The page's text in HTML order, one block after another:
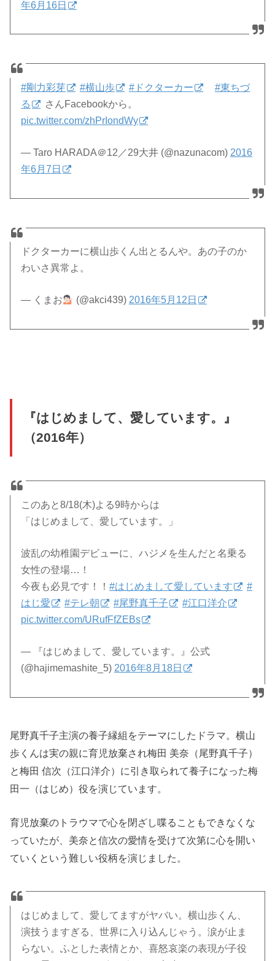
年6月16日
#剛力彩芽 #横山歩 #ドクターカー
#東ちづ
る
さんFacebookから。
pic.twitter.com/zhPrIondWy
— Taro HARADA＠12／29大井 (@nazunacom) 2016
年6月7日
ドクターカーに横山歩くん出とるんや。あの子のか
わいさ異常よ。
— くまお (@akci439) 2016年5月12日
『はじめまして、愛しています。』
（2016年）
このあと8/18(木)よる9時からは
「はじめまして、愛しています。」
波乱の幼稚園デビューに、ハジメを生んだと名乗る
女性の登場…！
今夜も必見です！！#はじめまして愛しています
#
はじ愛
#テレ朝 #尾野真千子
#江口洋介
pic.twitter.com/URufFfZEBs
— 『はじめまして、愛しています。』公式
(@hajimemashite_5)2016年8月18日
尾野真千子主演の養子縁組をテーマにしたドラマ。横山
歩くんは実の親に育児放棄され梅田 美奈（尾野真千子）
と梅田 信次（江口洋介）に引き取られて養子になった梅
田一（はじめ）役を演じています。
育児放棄のトラウマで心を閉ざし喋ることもできなくな
っていたが、美奈と信次の愛情を受けて次第に心を開い
ていくという難しい役柄を演じました。
はじめまして、愛してますがヤバい。横山歩くん、
演技うますぎる、世界に入り込んじゃう。涙が止ま
らない。ふとした表情とか、喜怒哀楽の表現が子役